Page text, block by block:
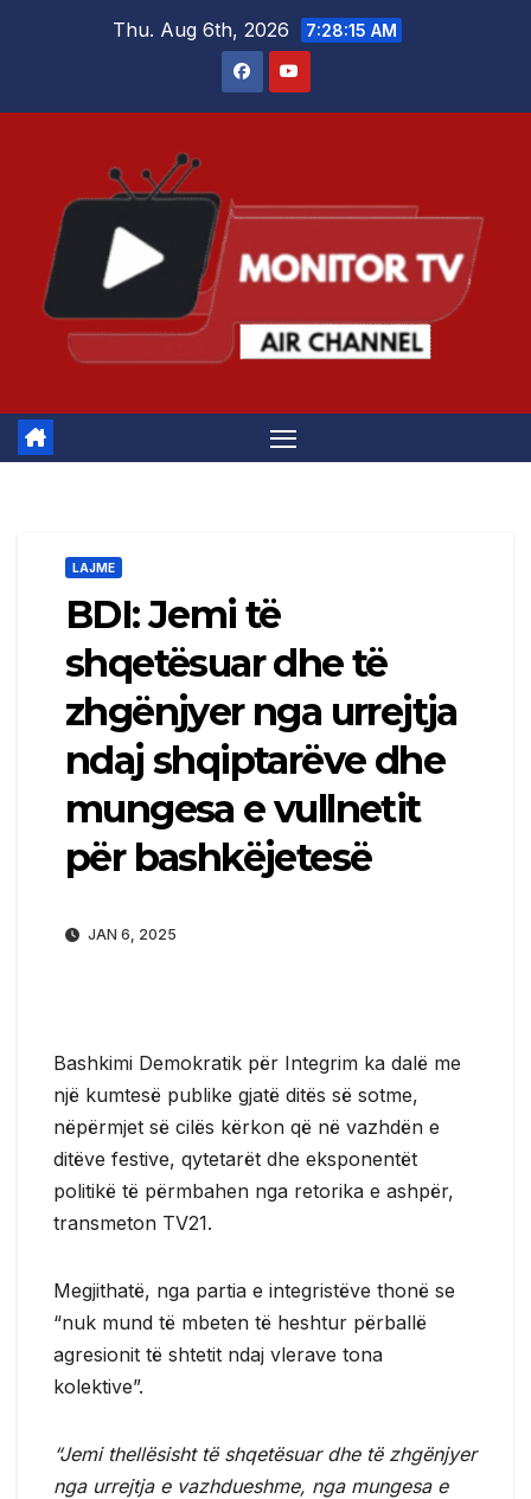
Thu. Aug 6th, 2026 7:28:15 AM
LAJME
BDI: Jemi të
shqetësuar dhe të
zhgënjyer nga urrejtja
ndaj shqiptarëve dhe
mungesa e vullnetit
për bashkëjetesë
JAN 6, 2025
Bashkimi Demokratik për Integrim ka dalë me
një kumtesë publike gjatë ditës së sotme,
nëpërmjet së cilës kërkon që në vazhdën e
ditëve festive, qytetarët dhe eksponentët
politikë të përmbahen nga retorika e ashpër,
transmeton TV21.
Megjithatë, nga partia e integristëve thonë se
“nuk mund të mbeten të heshtur përballë
agresionit të shtetit ndaj vlerave tona
kolektive”.
“Jemi thellësisht të shqetësuar dhe të zhgënjyer
nga urrejtja e vazhdueshme, nga mungesa e